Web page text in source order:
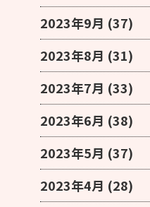
2023年9月 (37)
2023年8月 (31)
2023年7月 (33)
2023年6月 (38)
2023年5月 (37)
2023年4月 (28)